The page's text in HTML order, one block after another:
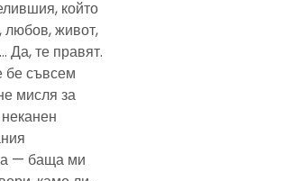
който
любов, живот,
Да, те правят.
бе съвсем
мисля за
— баща ми